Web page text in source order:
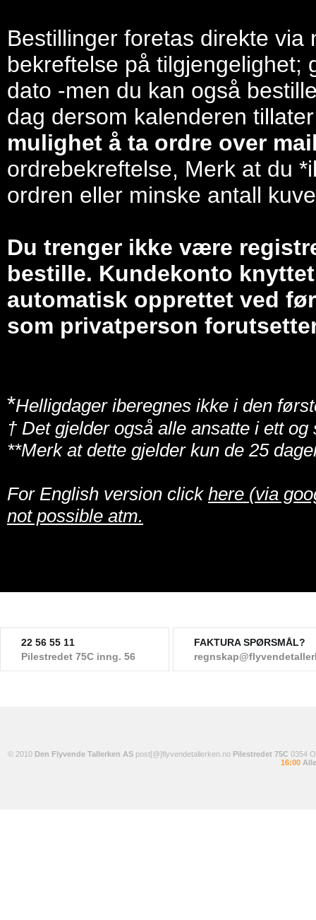
Bestillinger foretas direkte
bekreftelse på tilgjengelighet;
dato -men du kan også
dag dersom kalenderen
mulighet å ta ordre over
ordrebekreftelse, Merk at du
ordren eller minske antall
Du trenger ikke være
bestille. Kundekonto
automatisk opprettet ved
som privatperson
*Helligdager iberegnes ikke i den
† Det gjelder også alle ansatte i ett
**Merk at dette gjelder kun de 25
For English version click here (via
not possible atm.
22 56 55 11
Pilestredet 75C inng. 56
FAKTURA SPØRSMÅL?
© 2010 Den Flyvende Tallerken ASpost[@]flyvendetallerken.no Pilestredet 75C 0354
16:00